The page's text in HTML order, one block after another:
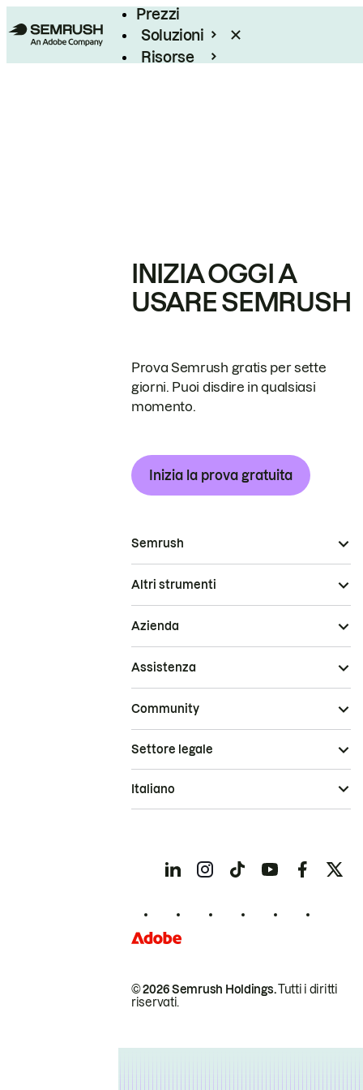
Prezzi
Soluzioni
Risorse
INIZIA OGGI A
USARE SEMRUSH
Prova Semrush gratis per sette
giorni. Puoi disdire in qualsiasi
momento.
Inizia la prova gratuita
Semrush
Altri strumenti
Azienda
Assistenza
Community
© 2026 Semrush Holdings.Tutti i diritti
riservati.
Settore legale
Italiano